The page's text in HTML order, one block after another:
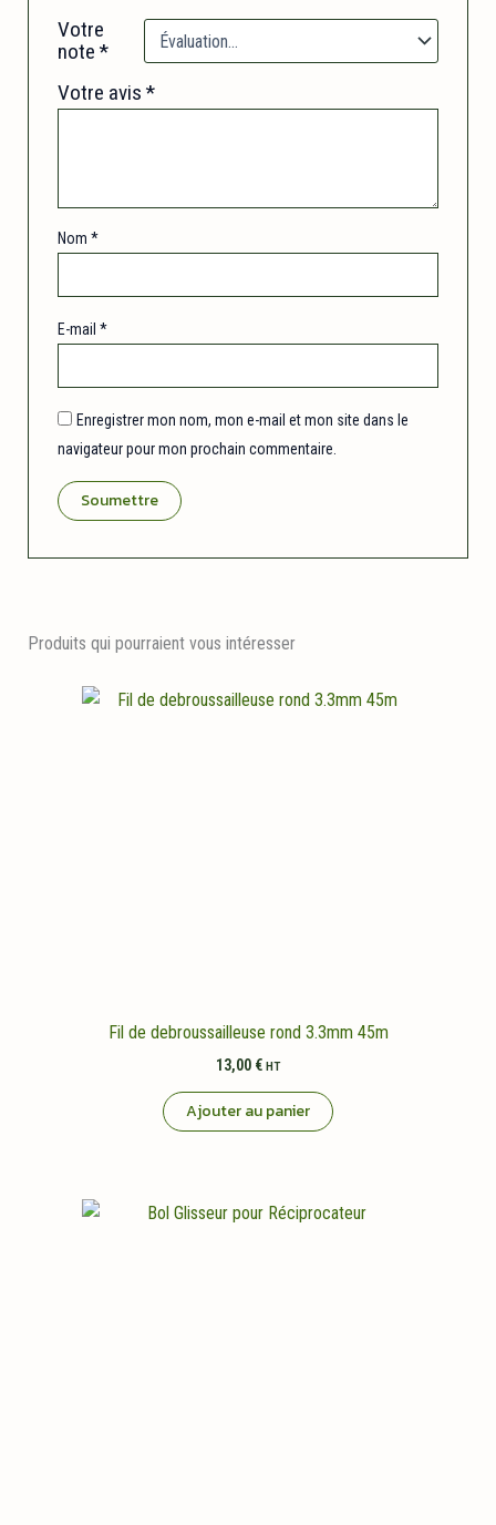
Votre
note*
Votre avis*
Nom*
E-mail*
Enregistrer mon nom, mon e-mail et mon site dans le
navigateur pour mon prochain commentaire.
Produits qui pourraient vous intéresser
Fil de debroussailleuse rond 3.3mm 45m
13,00 € HT
Ajouter au panier